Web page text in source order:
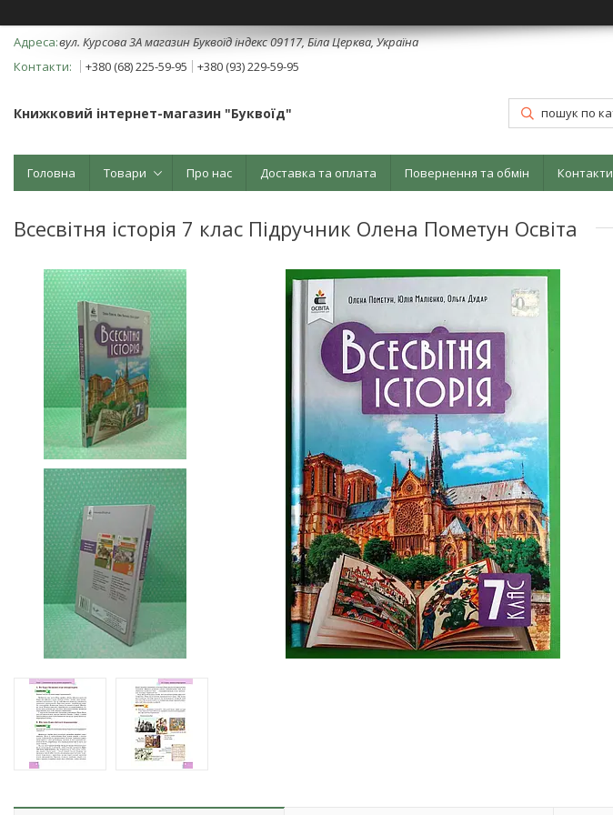
вул. Курсова 3А магазин Буквоїд індекс 09117, Біла Церква, Україна
+380 (68) 225-59-95
+380 (93) 229-59-95
Книжковий інтернет-магазин "Буквоїд"
Головна Товари Про нас Доставка та оплата Повернення та обмін Контакти
Всесвітня історія 7 клас Підручник Олена Пометун Освіта